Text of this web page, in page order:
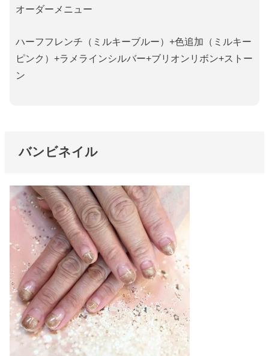
オーダーメニュー
ハーフフレンチ（ミルキーブルー）+色追加（ミルキー
ピンク）+ラメラインシルバー+ブリオンリボン+ストー
ン
バンビネイル